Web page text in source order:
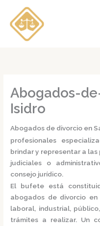
contenido
Abogados-
Isidro
Abogados de divorcio en
profesionales
brindar y representar a
judiciales o
consejo jurídico.
El bufete está
abogados de divorcio en
laboral, industrial,
trámites a realizar. Un